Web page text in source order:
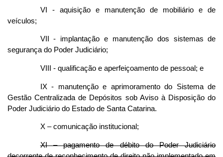
VI - aquisição e manutenção de mobiliário e de
veículos;
VII - implantação e manutenção dos sistemas de
segurança do Poder Judiciário;
VIII - qualificação e aperfeiçoamento de pessoal; e
IX - manutenção e aprimoramento do Sistema de
Gestão Centralizada de Depósitos sob Aviso à Disposição do
Poder Judiciário do Estado de Santa Catarina.
X – comunicação institucional;
XI – pagamento de débito do Poder Judiciário